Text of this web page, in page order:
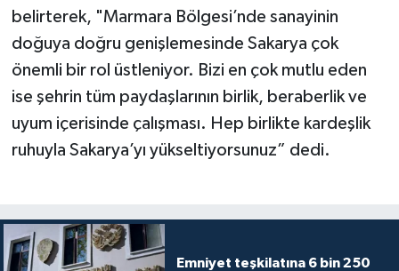
belirterek, "Marmara Bölgesi’nde sanayinin
doğuya doğru genişlemesinde Sakarya çok
önemli bir rol üstleniyor. Bizi en çok mutlu eden
ise şehrin tüm paydaşlarının birlik, beraberlik ve
uyum içerisinde çalışması. Hep birlikte kardeşlik
ruhuyla Sakarya’yı yükseltiyorsunuz” dedi.
Emniyet teşkilatına 6 bin 250